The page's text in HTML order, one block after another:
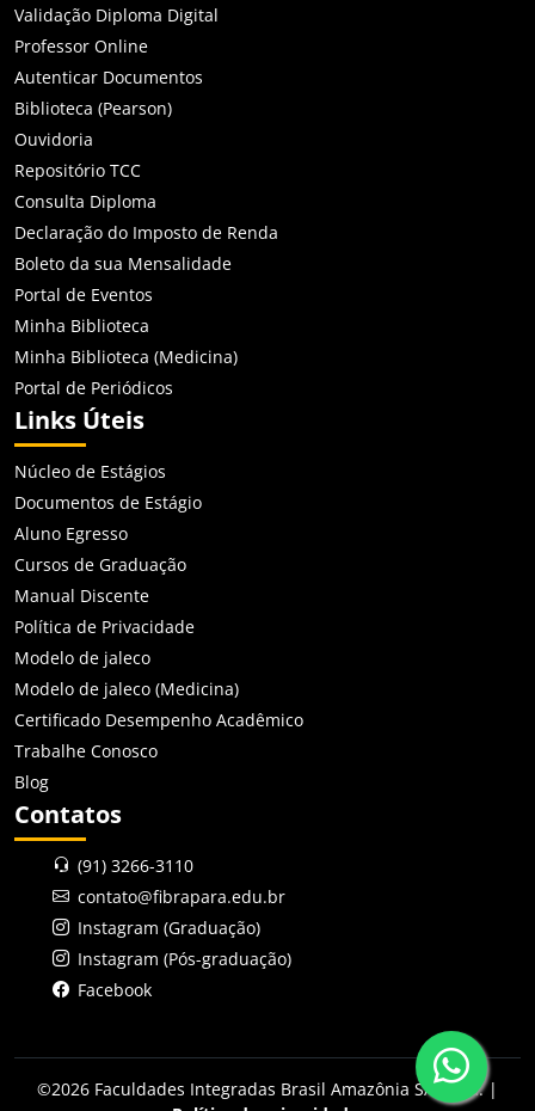
Validação Diploma Digital
Professor Online
Autenticar Documentos
Biblioteca (Pearson)
Ouvidoria
Repositório TCC
Consulta Diploma
Declaração do Imposto de Renda
Boleto da sua Mensalidade
Portal de Eventos
Minha Biblioteca
Minha Biblioteca (Medicina)
Portal de Periódicos
Links Úteis
Núcleo de Estágios
Documentos de Estágio
Aluno Egresso
Cursos de Graduação
Manual Discente
Política de Privacidade
Modelo de jaleco
Modelo de jaleco (Medicina)
Certificado Desempenho Acadêmico
Trabalhe Conosco
Blog
Contatos
(91) 3266-3110
contato@fibrapara.edu.br
Instagram (Graduação)
Instagram (Pós-graduação)
Facebook
©2026 Faculdades Integradas Brasil Amazônia S/S Ltda. |